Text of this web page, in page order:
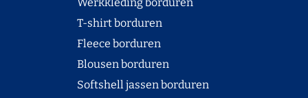
T-shirt borduren
Fleece borduren
Blousen borduren
Softshell jassen borduren